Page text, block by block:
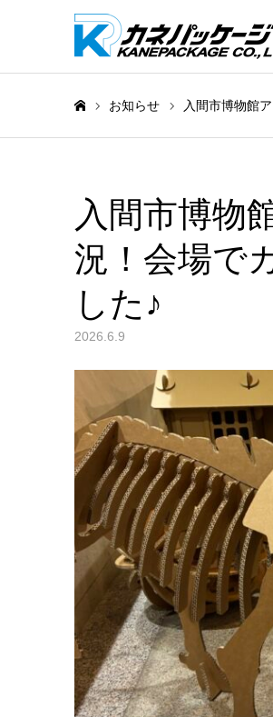
お知らせ 入間市博物館
入間市博物
況！会場で
した♪
2026.6.9